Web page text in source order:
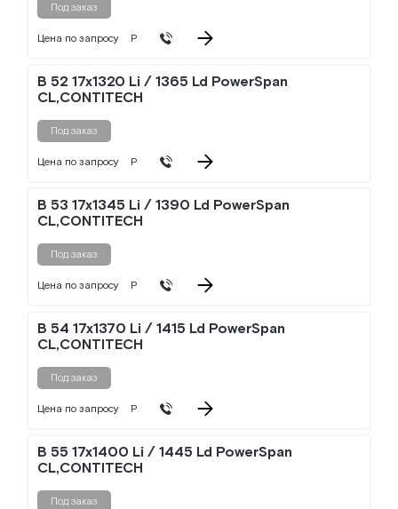
Под заказ
Цена по запросу Р
B 52 17x1320 Li / 1365 Ld PowerSpan
CL,CONTITECH
Под заказ
Цена по запросу Р
B 53 17x1345 Li / 1390 Ld PowerSpan
CL,CONTITECH
Под заказ
Цена по запросу Р
B 54 17x1370 Li / 1415 Ld PowerSpan
CL,CONTITECH
Под заказ
Цена по запросу Р
B 55 17x1400 Li / 1445 Ld PowerSpan
CL,CONTITECH
Под заказ